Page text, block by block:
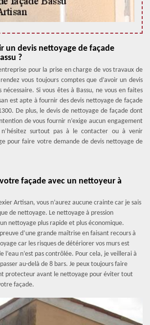
un devis nettoyage de façade
?
pour la prise en charge de vos travaux de
vous toujours comptes que d’avoir un devis
Si vous êtes à Bassu, ne vous en faites
est apte à fournir des devis nettoyage de façade
De plus, le devis de nettoyage de façade dont
de vous fournir n’exige aucun engagement
surtout pas à le contacter ou à venir
pour faire votre demande de devis nettoyage de
façade avec un nettoyeur à
Artisan, vous n’aurez aucune crainte car je sais
de nettoyage. Le nettoyage à pression
nettoyage plus rapide et plus économique.
d’une grande maîtrise en faisant recours à
car les risques de détériorer vos murs est
l’eau n’est pas contrôlée. Pour cela, je veillerai à
au-delà de 8 bars. Je peux toujours faire
protecteur avant le nettoyage pour éviter tout
façade.